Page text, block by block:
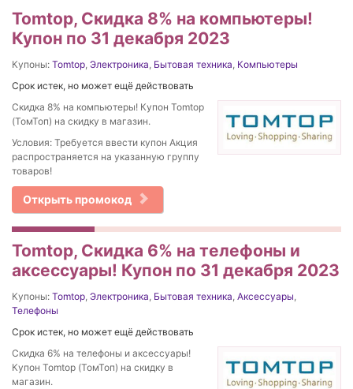
Tomtop, Скидка 8% на компьютеры!
Купон по 31 декабря 2023
Купоны: Tomtop, Электроника, Бытовая техника, Компьютеры
Срок истек, но может ещё действовать
Скидка 8% на компьютеры! Купон Tomtop
(ТомТоп) на скидку в магазин.
Условия: Требуется ввести купон Акция
распространяется на указанную группу
товаров!
Открыть промокод
Tomtop, Скидка 6% на телефоны и
аксессуары! Купон по 31 декабря 2023
Купоны: Tomtop, Электроника, Бытовая техника, Аксессуары,
Телефоны
Срок истек, но может ещё действовать
Скидка 6% на телефоны и аксессуары!
Купон Tomtop (ТомТоп) на скидку в
магазин.